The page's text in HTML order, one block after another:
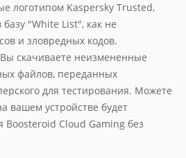
логотипом Kaspersky Trusted,
"White List", как не
и зловредных кодов.
скачиваете неизмененные
файлов, переданных
для тестирования. Можете
вашем устройстве будет
Boosteroid Cloud Gaming без